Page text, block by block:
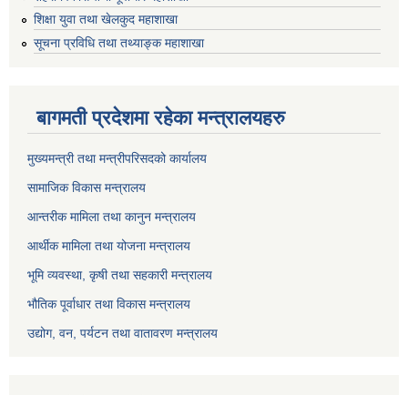
शिक्षा युवा तथा खेलकुद महाशाखा
सूचना प्रविधि तथा तथ्याङ्क महाशाखा
बागमती प्रदेशमा रहेका मन्त्रालयहरु
मुख्यमन्त्री तथा मन्त्रीपरिसदको कार्यालय
सामाजिक विकास मन्त्रालय
आन्तरीक मामिला तथा कानुन मन्त्रालय
आर्थीक मामिला तथा योजना मन्त्रालय
भूमि व्यवस्था, कृषी तथा सहकारी मन्त्रालय
भौतिक पूर्वाधार तथा विकास मन्त्रालय
उद्योग, वन, पर्यटन तथा वातावरण मन्त्रालय